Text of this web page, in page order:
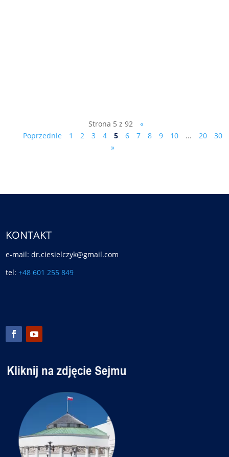
Strona 5 z 92
«
Poprzednie
1 2 3 4 5 6 7 8 9 10 ... 20
30
»
KONTAKT
e-mail: dr.ciesielczyk@gmail.com
tel:+48 601 255 849